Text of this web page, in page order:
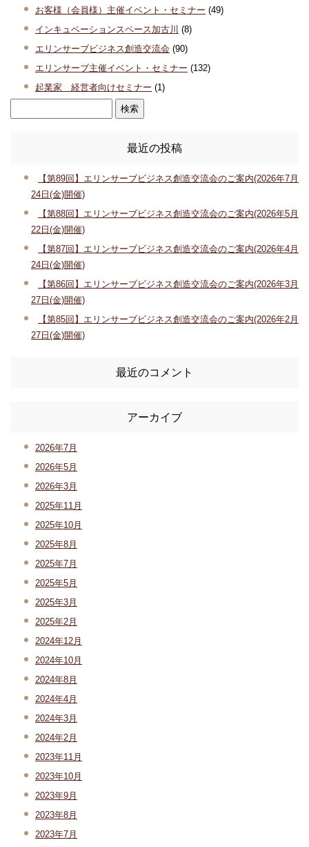
お客様（会員様）主催イベント・セミナー (49)
インキュベーションスペース加古川 (8)
エリンサーブビジネス創造交流会 (90)
エリンサーブ主催イベント・セミナー (132)
起業家 経営者向けセミナー (1)
最近の投稿
【第89回】エリンサーブビジネス創造交流会のご案内(2026年7月
24日(金)開催)
【第88回】エリンサーブビジネス創造交流会のご案内(2026年5月
22日(金)開催)
【第87回】エリンサーブビジネス創造交流会のご案内(2026年4月
24日(金)開催)
【第86回】エリンサーブビジネス創造交流会のご案内(2026年3月
27日(金)開催)
【第85回】エリンサーブビジネス創造交流会のご案内(2026年2月
27日(金)開催)
最近のコメント
アーカイブ
2026年7月
2026年5月
2026年3月
2025年11月
2025年10月
2025年8月
2025年7月
2025年5月
2025年3月
2025年2月
2024年12月
2024年10月
2024年8月
2024年4月
2024年3月
2024年2月
2023年11月
2023年10月
2023年9月
2023年8月
2023年7月